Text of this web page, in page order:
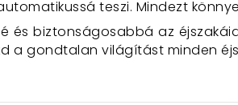
teszi. Mindezt
és biztonságosabbá az
a gondtalan világítást minden